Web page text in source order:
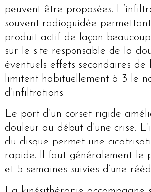
peuvent être proposées.
souvent radioguidée
produit actif de façon
sur le site responsable de la
éventuels effets secondaires de
limitent habituellement à 3 le
d’infiltrations.
Le port d’un corset rigide
douleur au début d’une crise.
du disque permet une
rapide. Il faut généralement le
et 5 semaines suivies d’une